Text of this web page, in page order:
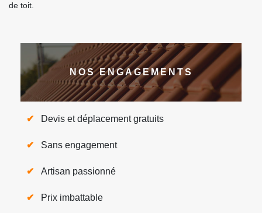
de toit.
NOS ENGAGEMENTS
Devis et déplacement gratuits
Sans engagement
Artisan passionné
Prix imbattable